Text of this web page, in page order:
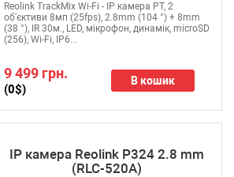
9 499 грн.
(0$)
В кошик
Reolink TrackMix Wi-Fi - IP камера PT, 2
об'єктиви 8мп (25fps), 2.8mm (104 °) + 8mm
(38 °), IR 30м., LED, мікрофон, динамік, microSD
(256), Wi-Fi, IP6...
IP камера Reolink P324 2.8 mm
(RLC-520A)